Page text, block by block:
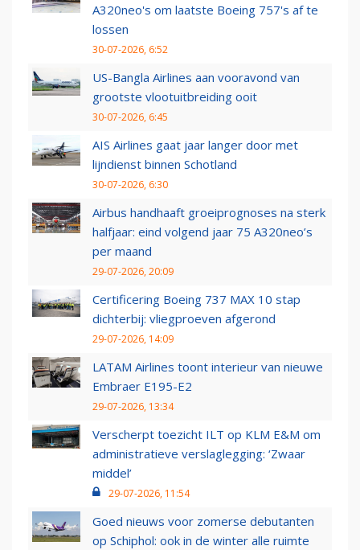
A320neo's om laatste Boeing 757's af te
lossen
30-07-2026, 6:52
US-Bangla Airlines aan vooravond van
grootste vlootuitbreiding ooit
30-07-2026, 6:45
AIS Airlines gaat jaar langer door met
lijndienst binnen Schotland
30-07-2026, 6:30
Airbus handhaaft groeiprognoses na sterk
halfjaar: eind volgend jaar 75 A320neo’s
per maand
29-07-2026, 20:09
Certificering Boeing 737 MAX 10 stap
dichterbij: vliegproeven afgerond
29-07-2026, 14:09
LATAM Airlines toont interieur van nieuwe
Embraer E195-E2
29-07-2026, 13:34
Verscherpt toezicht ILT op KLM E&M om
administratieve verslaglegging: ‘Zwaar
middel’
29-07-2026, 11:54
Goed nieuws voor zomerse debutanten
op Schiphol: ook in de winter alle ruimte